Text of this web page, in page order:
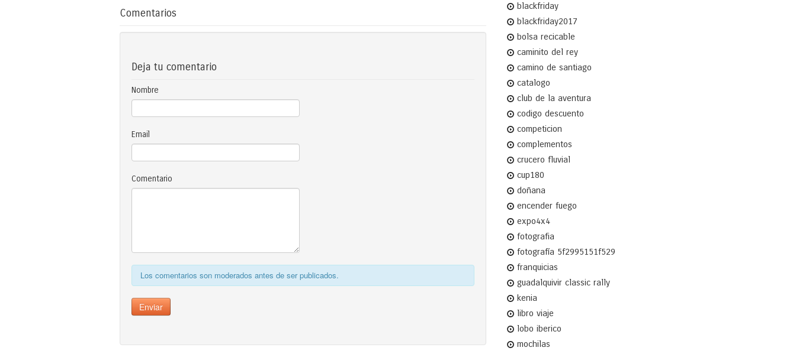
Comentarios
Deja tu comentario
Nombre
Email
Comentario
Los comentarios son moderados antes de ser publicados.
blackfriday
blackfriday2017
bolsa recicable
caminito del rey
camino de santiago
catalogo
club de la aventura
codigo descuento
competicion
complementos
crucero fluvial
cup180
doñana
encender fuego
expo4x4
fotografia
fotografía 5f2995151f529
franquicias
guadalquivir classic rally
kenia
libro viaje
lobo iberico
mochilas